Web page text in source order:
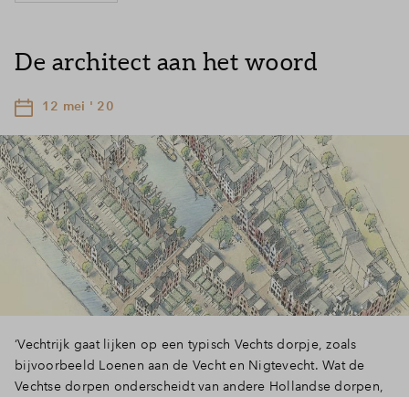
Inloggen
De architect aan het woord
12 mei ' 20
‘Vechtrijk gaat lijken op een typisch Vechts dorpje, zoals
bijvoorbeeld Loenen aan de Vecht en Nigtevecht. Wat de
Vechtse dorpen onderscheidt van andere Hollandse dorpen,